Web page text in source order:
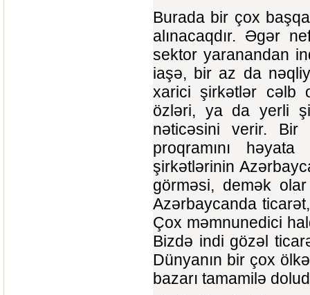
Burada bir çox başqa
alınacaqdır. Əgər
sektor yaranandan
iaşə, bir az da
xarici şirkətlər cəlb
özləri, ya da yerli
nəticəsini verir. Bir
proqramını
şirkətlərinin
görməsi, demək
Azərbaycanda
Çox məmnunedici
Bizdə indi gözəl
Dünyanın bir çox
bazarı tamamilə